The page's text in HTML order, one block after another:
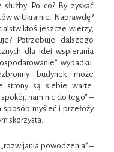
Po co? By zyskać
w Ukrainie. Naprawdę?
ktoś jeszcze wierzy,
Potrzebuje dalszego
dla idei wspierania
wypadku.
budynek może
strony są siebie warte.
nam nic do tego” –
myśleć i przełoży
skorzysta.
powodzenia” –